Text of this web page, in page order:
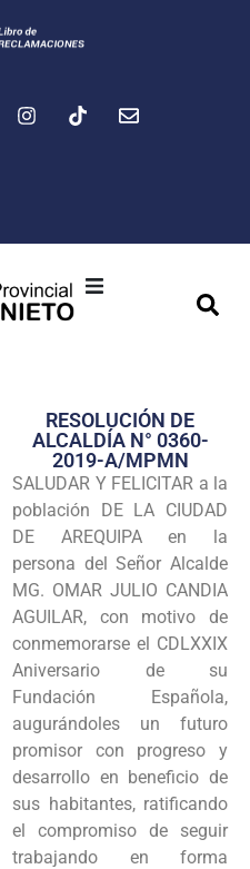
Transparencia
Seguridad
Programas
Intranet
RESOLUCIÓN DE
ALCALDÍA N° 0360-
2019-A/MPMN
SALUDAR Y FELICITAR a la
población DE LA CIUDAD
DE AREQUIPA en la
persona del Señor Alcalde
MG. OMAR JULIO CANDIA
AGUILAR, con motivo de
conmemorarse el CDLXXIX
Aniversario de su
Fundación Española,
augurándoles un futuro
promisor con progreso y
desarrollo en beneficio de
sus habitantes, ratificando
el compromiso de seguir
trabajando en forma